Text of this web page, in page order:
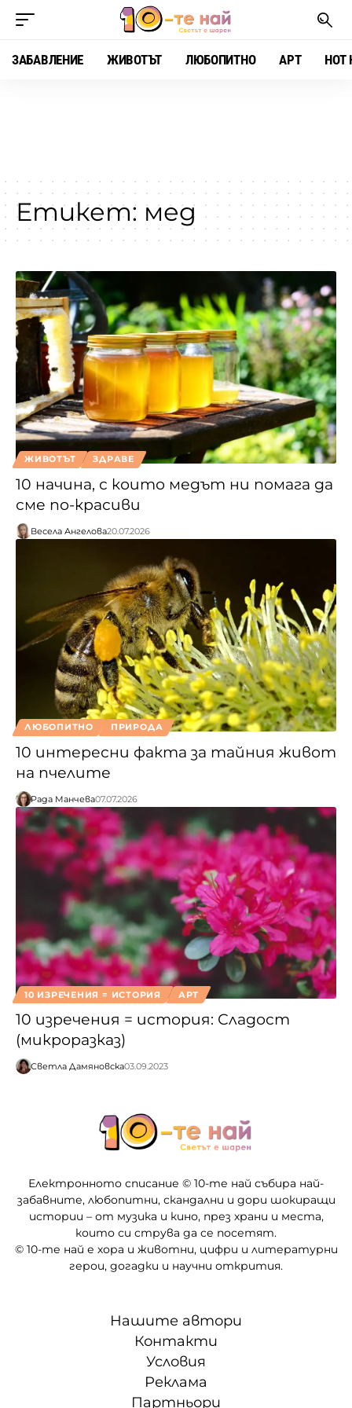
ЗАБАВЛЕНИЕ ЖИВОТЪТ ЛЮБОПИТНО АРТ HOT
Етикет: мед
ЖИВОТЪТ ЗДРАВЕ
10 начина, с които медът ни помага да
сме по-красиви
Весела Ангелова20.07.2026
ЛЮБОПИТНО ПРИРОДА
10 интересни факта за тайния живот
на пчелите
Рада Манчева07.07.2026
10 ИЗРЕЧЕНИЯ = ИСТОРИЯ АРТ
10 изречения = история: Сладост
(микроразказ)
Светла Дамяновска03.09.2023
Електронното списание © 10-те най събира най-
забавните, любопитни, скандални и дори шокиращи
истории – от музика и кино, през храни и места,
които си струва да се посетят.
© 10-те най е хора и животни, цифри и литературни
герои, догадки и научни открития.
Нашите автори
Контакти
Условия
Реклама
Партньори